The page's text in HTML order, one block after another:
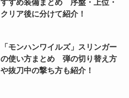
すすめ装備まとめ 序盤・上位・
クリア後に分けて紹介！
「モンハンワイルズ」スリンガー
の使い方まとめ 弾の切り替え方
や抜刀中の撃ち方も紹介！